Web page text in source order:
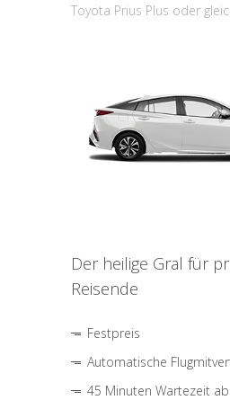
Toyota Prius Plus oder
Der heilige Gral für
Reisende
Festpreis
Automatische
45 Minuten Wartezeit